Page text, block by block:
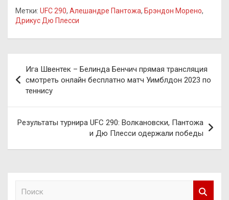
Метки: UFC 290, Алешандре Пантожа, Брэндон Морено,
Дрикус Дю Плесси
по
записям
Ига Швентек – Белинда Бенчич прямая трансляция
смотреть онлайн бесплатно матч Уимблдон 2023 по
теннису
Результаты турнира UFC 290: Волкановски, Пантожа
и Дю Плесси одержали победы